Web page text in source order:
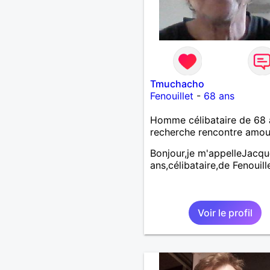
Tmuchacho
Fenouillet - 68 ans
Homme célibataire de 68
recherche rencontre
Bonjour,je
ans,célibataire,de
Voir le profil